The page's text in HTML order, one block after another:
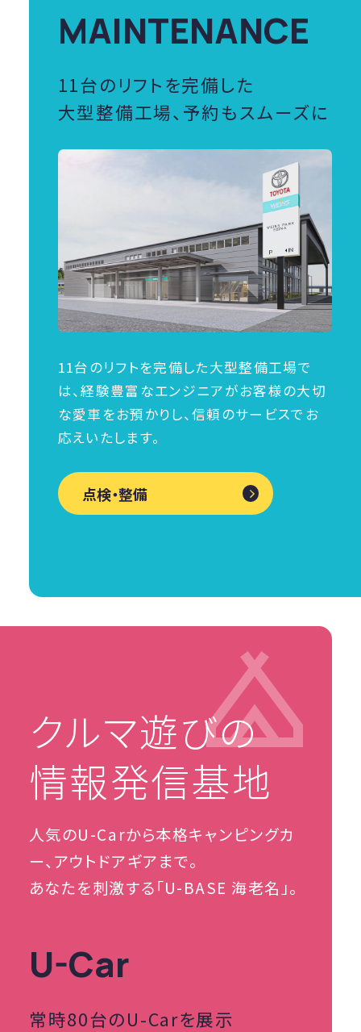
MAINTENANCE
11台のリフトを完備した
大型整備工場、予約もスムーズに
11台のリフトを完備した大型整備工場で
は、経験豊富なエンジニアがお客様の大切
な愛車をお預かりし、信頼のサービスでお
応えいたします。
点検・整備
クルマ遊びの
情報発信基地
人気のU-Carから本格キャンピングカ
ー、アウトドアギアまで。
あなたを刺激する「U-BASE 海老名」。
U-Car
常時80台のU-Carを展示